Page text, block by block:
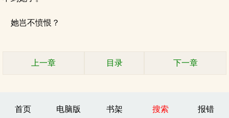
她岂不愤恨？
上一章 目录 下一章
首页 电脑版 书架 搜索 报错